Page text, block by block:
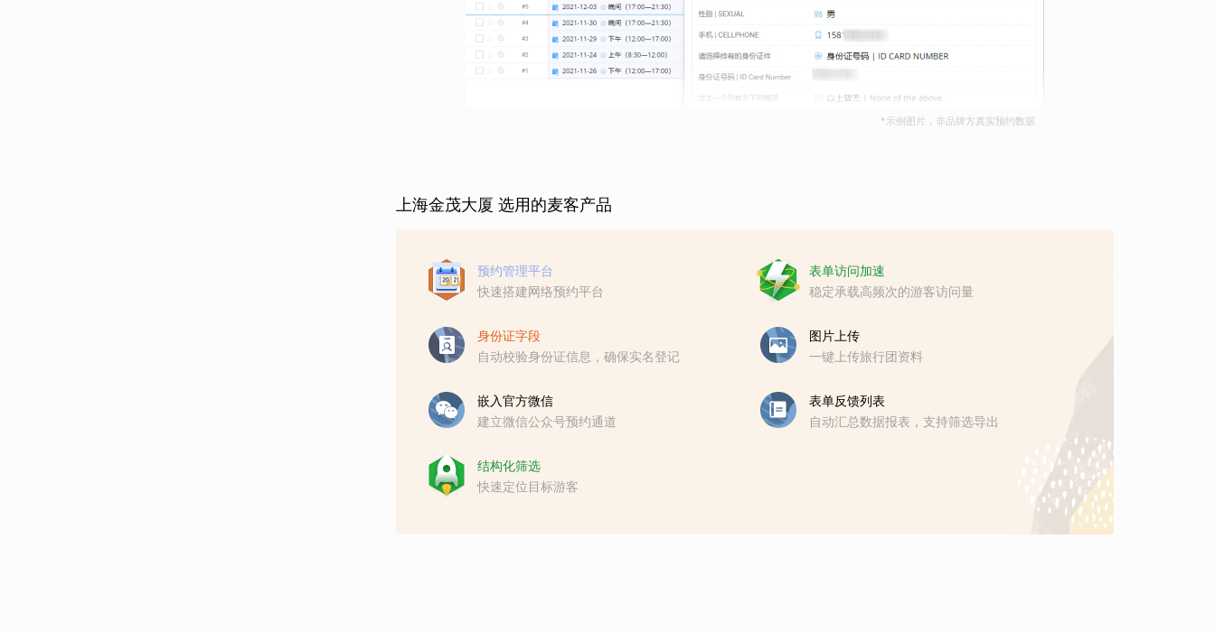
*示例图片，非品牌方真实预约数据
上海金茂大厦 选用的麦客产品
预约管理平台
快速搭建网络预约平台
表单访问加速
稳定承载高频次的游客访问量
身份证字段
自动校验身份证信息，确保实名登记
图片上传
一键上传旅行团资料
嵌入官方微信
建立微信公众号预约通道
表单反馈列表
自动汇总数据报表，支持筛选导出
结构化筛选
快速定位目标游客